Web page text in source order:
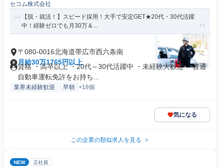
セコム株式会社
【脱・就活！】スピード採用！大手で安定GET★20代・30代活躍
中！経験ゼロでも月30万＆...
〒080-0016北海道帯広市西六条南
月給30万1765円以上
資格 ・高卒以上 ・20代～30代活躍中 ・未経験大歓迎 ・普通
自動車運転免許をお持ち...
業界未経験歓迎 早朝 +18個
気になる
この企業の類似求人を見る
NEW 正社員